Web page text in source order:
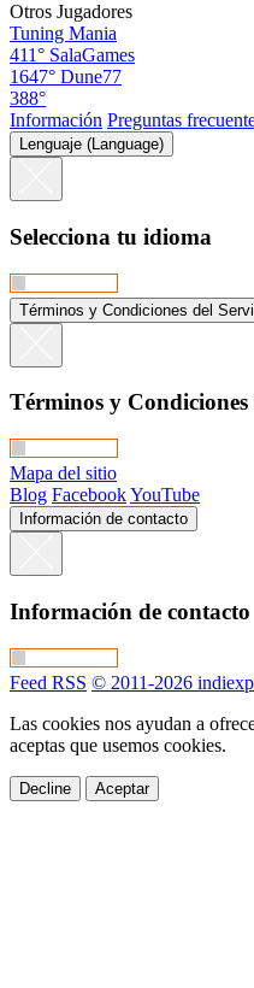
Otros Jugadores
Tuning Mania
411° SalaGames
1647° Dune77
388°
Información Preguntas
Lenguaje (Language)
Selecciona tu idioma
Términos y Condiciones del
Términos y Condiciones
Mapa del sitio
Blog FacebookYouTube
Información de contacto
Información de contacto
Feed RSS © 2011-2026
Las cookies nos ayudan a
aceptas que usemos cookies.
Decline Aceptar